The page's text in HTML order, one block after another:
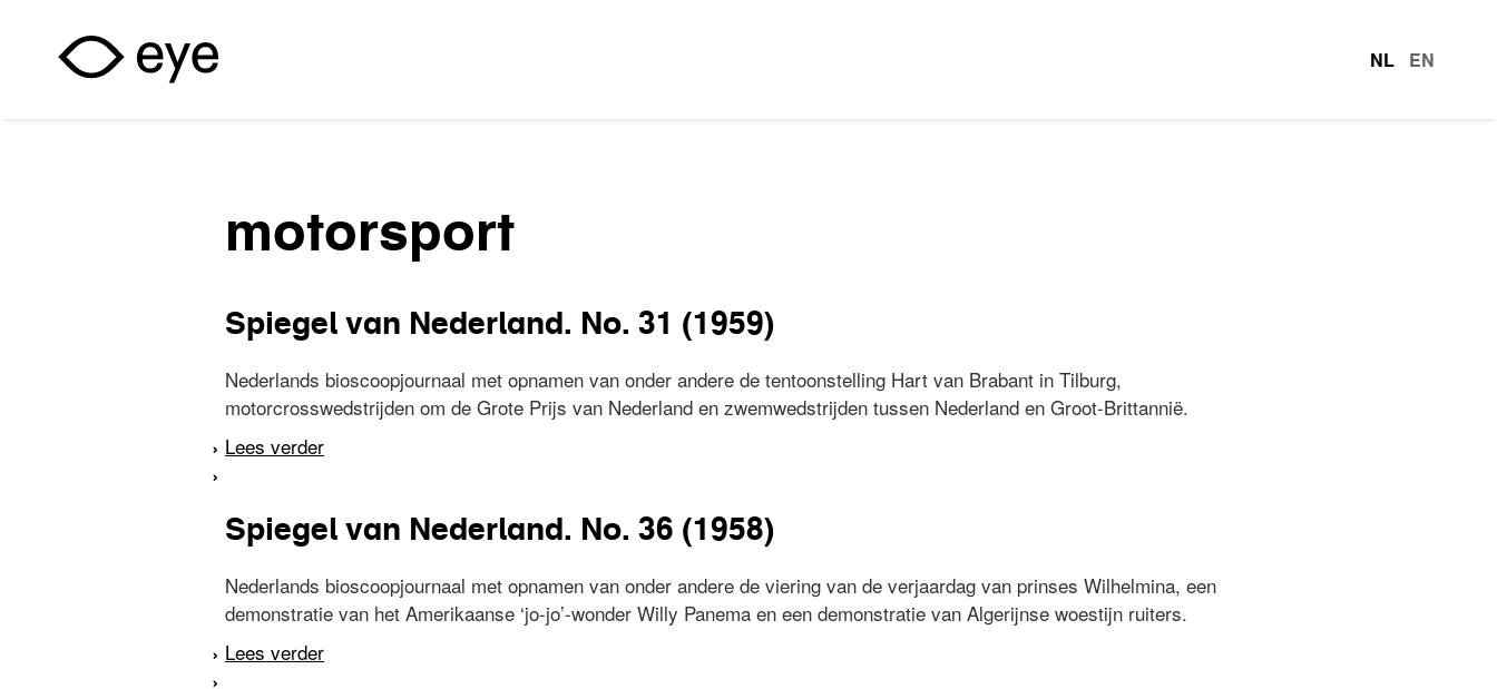
NL EN
motorsport
Spiegel van Nederland. No. 31 (1959)
Nederlands bioscoopjournaal met opnamen van onder andere de tentoonstelling Hart van Brabant in Tilburg,
motorcrosswedstrijden om de Grote Prijs van Nederland en zwemwedstrijden tussen Nederland en Groot-Brittannië.
Lees verder
Spiegel van Nederland. No. 36 (1958)
Nederlands bioscoopjournaal met opnamen van onder andere de viering van de verjaardag van prinses Wilhelmina, een
demonstratie van het Amerikaanse ‘jo-jo’-wonder Willy Panema en een demonstratie van Algerijnse woestijn ruiters.
Lees verder